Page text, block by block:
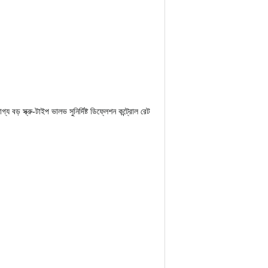
বড় স্ক্রু-টাইপ ভালভ সুনির্দিষ্ট ডিফ্লেশন কন্ট্রোল রেট